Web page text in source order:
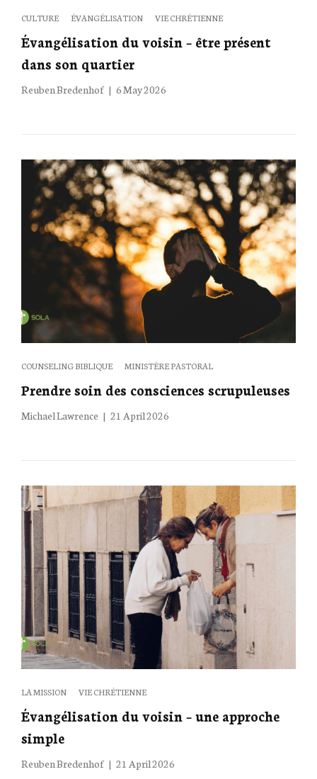
Categories
CULTURE ÉVANGÉLISATION VIE CHRÉTIENNE
Évangélisation du voisin – être présent
dans son quartier
Reuben Bredenhof
Posted
6 May 2026
Categories
COUNSELING BIBLIQUE MINISTÈRE PASTORAL
Prendre soin des consciences scrupuleuses
Michael Lawrence
Posted
21 April 2026
Categories
LA MISSION VIE CHRÉTIENNE
Évangélisation du voisin – une approche
simple
Reuben Bredenhof
Posted
21 April 2026